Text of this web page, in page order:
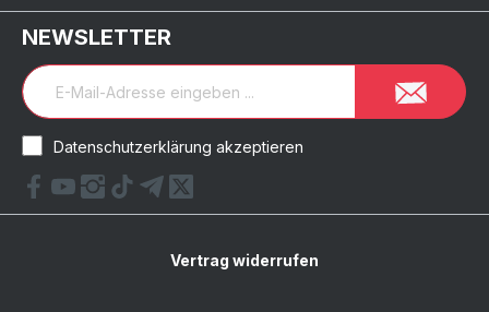
NEWSLETTER
Datenschutzerklärung akzeptieren
Vertrag widerrufen